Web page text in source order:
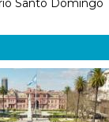
Santo Domingo